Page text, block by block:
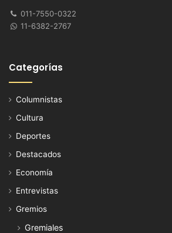
011-7550-0322
11-6382-2767
Categorías
Columnistas
Cultura
Deportes
Destacados
Economía
Entrevistas
Gremios
Gremiales